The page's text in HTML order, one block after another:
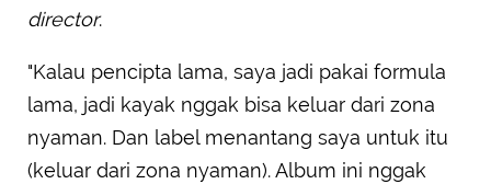
director.
"Kalau pencipta lama, saya jadi pakai formula
lama, jadi kayak nggak bisa keluar dari zona
nyaman. Dan label menantang saya untuk itu
(keluar dari zona nyaman). Album ini nggak